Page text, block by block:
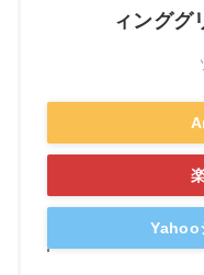
ィンググ
Yahoo